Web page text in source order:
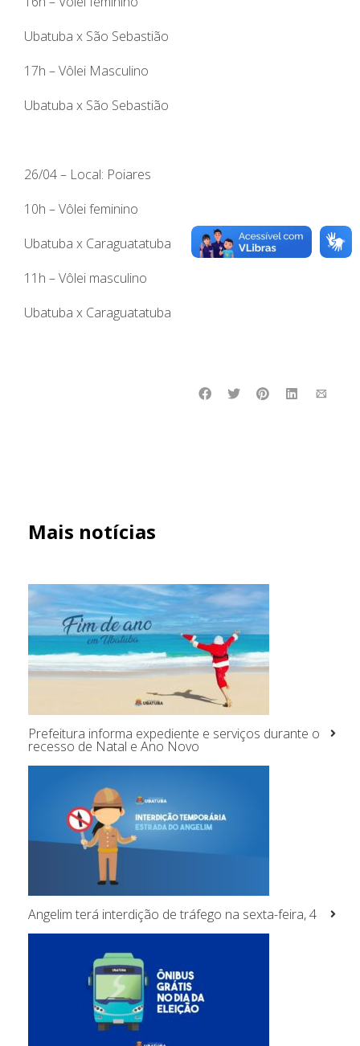
Ubatuba x São Sebastião
17h – Vôlei Masculino
Ubatuba x São Sebastião
26/04 – Local: Poiares
10h – Vôlei feminino
Ubatuba x Caraguatatuba
11h – Vôlei masculino
Ubatuba x Caraguatatuba
Mais notícias
Prefeitura informa expediente e serviços durante o
recesso de Natal e Ano Novo
Angelim terá interdição de tráfego na sexta-feira, 4